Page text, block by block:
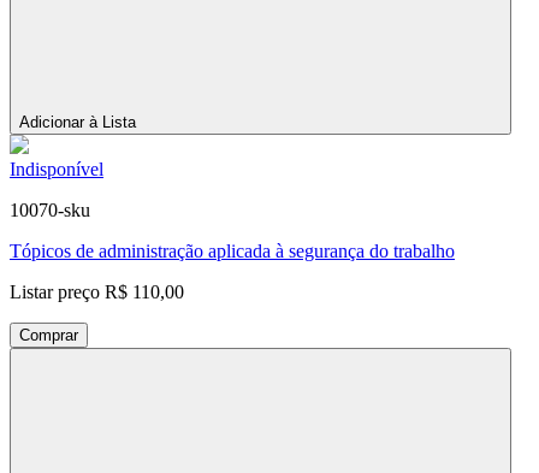
Adicionar à Lista
Indisponível
10070-sku
Tópicos de administração aplicada à segurança do trabalho
Listar preço R$ 110,00
Comprar